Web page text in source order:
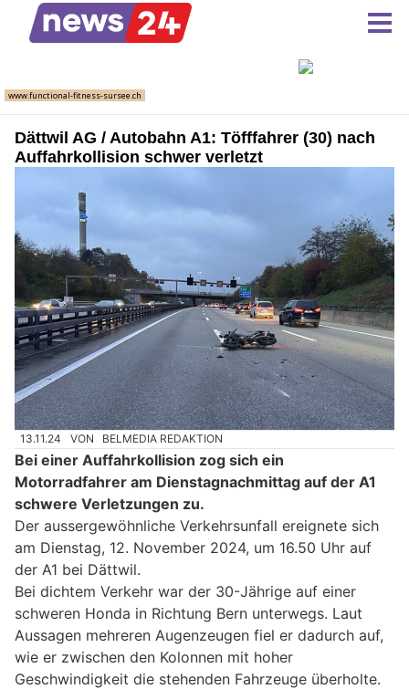
Dättwil AG / Autobahn A1: Töfffahrer (30) nach
Auffahrkollision schwer verletzt
13.11.24 VON BELMEDIA REDAKTION
Bei einer Auffahrkollision zog sich ein
Motorradfahrer am Dienstagnachmittag auf der A1
schwere Verletzungen zu.
Der aussergewöhnliche Verkehrsunfall ereignete sich
am Dienstag, 12. November 2024, um 16.50 Uhr auf
der A1 bei Dättwil.
Bei dichtem Verkehr war der 30-Jährige auf einer
schweren Honda in Richtung Bern unterwegs. Laut
Aussagen mehreren Augenzeugen fiel er dadurch auf,
wie er zwischen den Kolonnen mit hoher
Geschwindigkeit die stehenden Fahrzeuge überholte.